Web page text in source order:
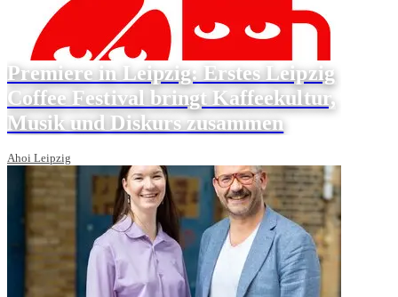
Premiere in Leipzig: Erstes Leipzig
Coffee Festival bringt Kaffeekultur,
Musik und Diskurs zusammen
Ahoi Leipzig